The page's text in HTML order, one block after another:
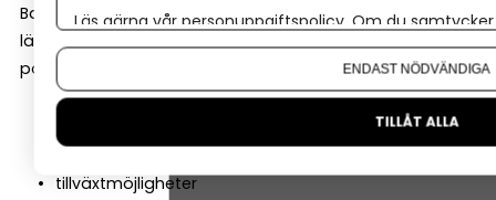
Banker tittar ofta mycket på historiska siffror. Almi
lägger däremot ofta lika stor vikt vid företagets
potential. De tittar till exempel på:
marknad
tillväxtmöjligheter
Läs gärna vår personuppgiftspolicy. Om du
Om du vill ändra ditt val i efterhand hittar du den
ENDAST NÖDVÄNDIGA
TILLÅT ALLA